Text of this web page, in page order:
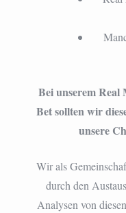
Bei unserem
Bet sollten wir
unsere
Wir als
durch den
Analysen von